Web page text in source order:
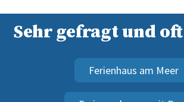
Sehr gefragt und
Ferienhaus am Meer